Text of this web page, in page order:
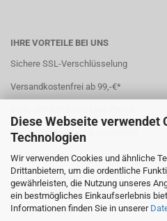
Diese Webseite verwendet
Technologien
Wir verwenden Cookies und ähnliche
Drittanbietern, um die ordentliche
gewährleisten, die Nutzung unseres
ein bestmögliches Einkaufserlebnis
Informationen finden Sie in unserer
IHRE VORTEILE BEI UNS
Sichere SSL-Verschlüsselung
Versandkostenfrei ab 99,-€*
Sichere und einfache Bezahlung
7 Zahlungsarten
Schneller Versand
*(Ausland abweichend)